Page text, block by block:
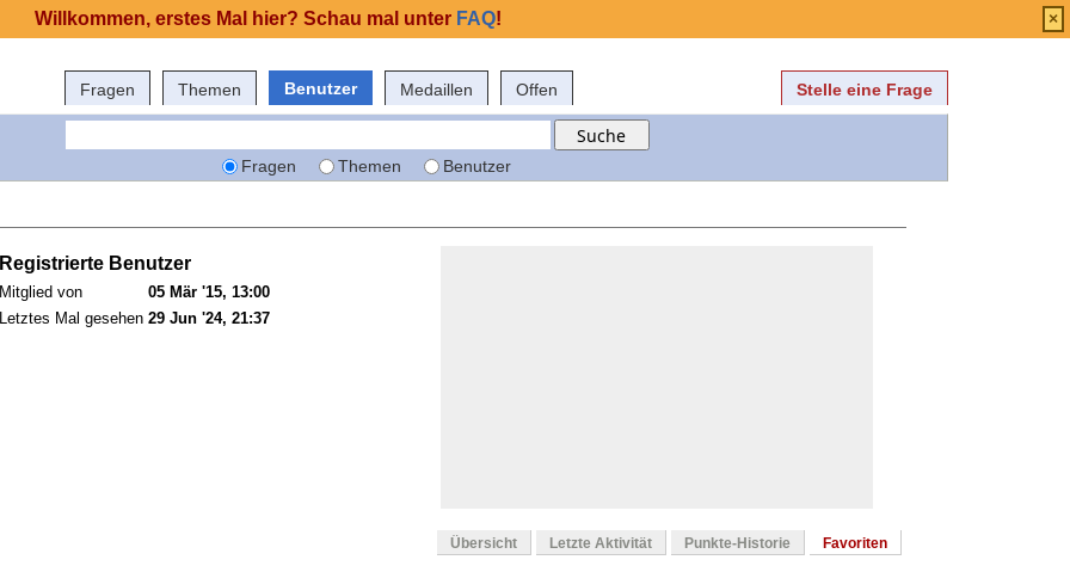
Fragen Themen Benutzer Medaillen Offen Stelle eine Frage
Fragen Themen Benutzer
Registrierte Benutzer
Mitglied von
05 Mär '15, 13:00
Letztes Mal gesehen 29 Jun '24, 21:37
Übersicht Letzte Aktivität Punkte-Historie
Favoriten
Willkommen, erstes Mal hier? Schau mal unter FAQ! ×